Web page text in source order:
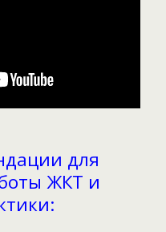
для
ЖКТ и